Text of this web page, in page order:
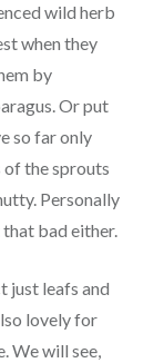
wild herb
when they
by
Or put
so far only
the sprouts
Personally
that bad either.
just leafs and
lovely for
We will see,